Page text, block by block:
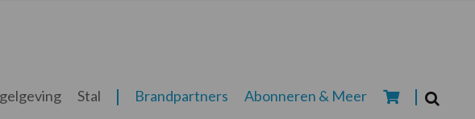
Stal Brandpartners Abonneren & Meer